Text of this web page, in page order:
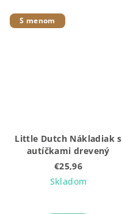
S menom
Little Dutch Nákladiak s
autíčkami drevený
€25,96
Skladom